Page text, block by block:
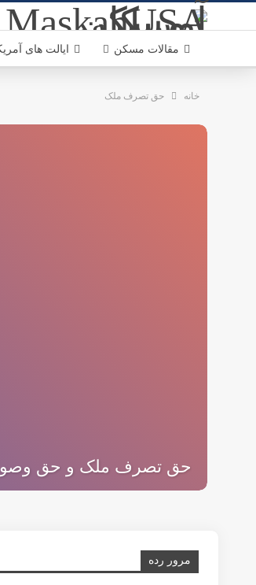
مقالات مسکن ایالت های
خانه حق تصرف ملک
حق تصرف ملک و حق وصول
مرور رده